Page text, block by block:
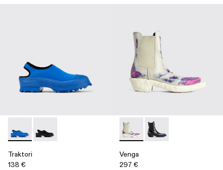
Traktori - A500021-002 - Socas em têxtil azuis
Traktori - A500021-001
Traktori
138 €
Venga - K300448-002 -
Venga - K300448-
Venga
297 €